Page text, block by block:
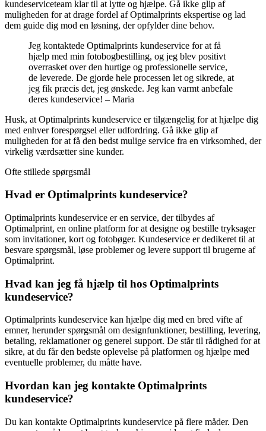
kundeserviceteam klar til at lytte og hjælpe. Gå ikke glip af
muligheden for at drage fordel af Optimalprints ekspertise og lad
dem guide dig mod en løsning, der opfylder dine behov.
Jeg kontaktede Optimalprints kundeservice for at få
hjælp med min fotobogbestilling, og jeg blev positivt
overrasket over den hurtige og professionelle service,
de leverede. De gjorde hele processen let og sikrede, at
jeg fik præcis det, jeg ønskede. Jeg kan varmt anbefale
deres kundeservice! – Maria
Husk, at Optimalprints kundeservice er tilgængelig for at hjælpe dig
med enhver forespørgsel eller udfordring. Gå ikke glip af
muligheden for at få den bedst mulige service fra en virksomhed, der
virkelig værdsætter sine kunder.
Ofte stillede spørgsmål
Hvad er Optimalprints kundeservice?
Optimalprints kundeservice er en service, der tilbydes af
Optimalprint, en online platform for at designe og bestille tryksager
som invitationer, kort og fotobøger. Kundeservice er dedikeret til at
besvare spørgsmål, løse problemer og levere support til brugerne af
Optimalprint.
Hvad kan jeg få hjælp til hos Optimalprints
kundeservice?
Optimalprints kundeservice kan hjælpe dig med en bred vifte af
emner, herunder spørgsmål om designfunktioner, bestilling, levering,
betaling, reklamationer og generel support. De står til rådighed for at
sikre, at du får den bedste oplevelse på platformen og hjælpe med
eventuelle problemer, du måtte have.
Hvordan kan jeg kontakte Optimalprints
kundeservice?
Du kan kontakte Optimalprints kundeservice på flere måder. Den